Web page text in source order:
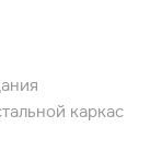
каркас